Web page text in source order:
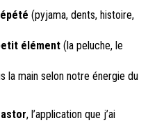
(pyjama, dents, histoire,
élément (la peluche, le
la main selon notre énergie du
, l’application que j’ai